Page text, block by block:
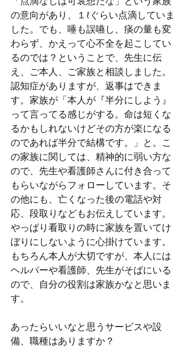
の意向があり、１ℓぐらい点滴していま
した。でも、唾も誤嚥し、痰の量も変
わらず、かえって心不全を起こしてい
るのでは？ということで、先生に伝
え、ご本人、ご家族と相談しました。
認知症がありますが、返事はできま
す。家族が「本人が『半分にしよう』
って言ってる感じがする。命は短くな
るかもしれないけどその方が楽になる
のであれば半分で結構です。」と。こ
の家族に関しては、精神的に弱い方な
ので、先生や看護師さんに付き合って
もらいながらフォローしています。そ
の他にも、亡くなった後の電話や対
応、段取りなどもお伝えしています。
やっぱり看取りの時に家族を置いてけ
ぼりにしないように心掛けています。
もちろん本人が大切ですが、本人には
ヘルパーや看護師、先生がそばにいる
ので、自分の役割は家族かなと思いま
す。
あったらいいなと思うサービスや設
備、職種はありますか？